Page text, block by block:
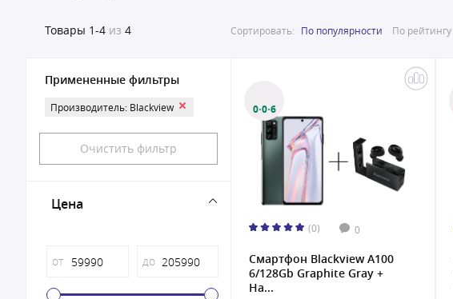
Товары 1-4 из 4 Сортировать: По популярности По рейтингу
Примененные фильтры
Производитель: Blackview
Очистить фильтр
Цена
от до
0·0·6
(0) 0
Смартфон Blackview A100
6/128Gb Graphite Gray +
На...